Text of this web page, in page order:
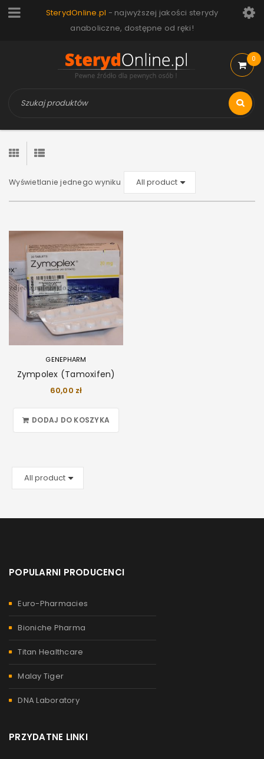
SterydOnline.pl - najwyższej jakości sterydy
anaboliczne, dostępne od ręki!
0
Wyświetlanie jednego wyniku
GENEPHARM
Zympolex (Tamoxifen)
60,00 zł
DODAJ DO KOSZYKA
POPULARNI PRODUCENCI
Euro-Pharmacies
Bioniche Pharma
Titan Healthcare
Malay Tiger
DNA Laboratory
PRZYDATNE LINKI